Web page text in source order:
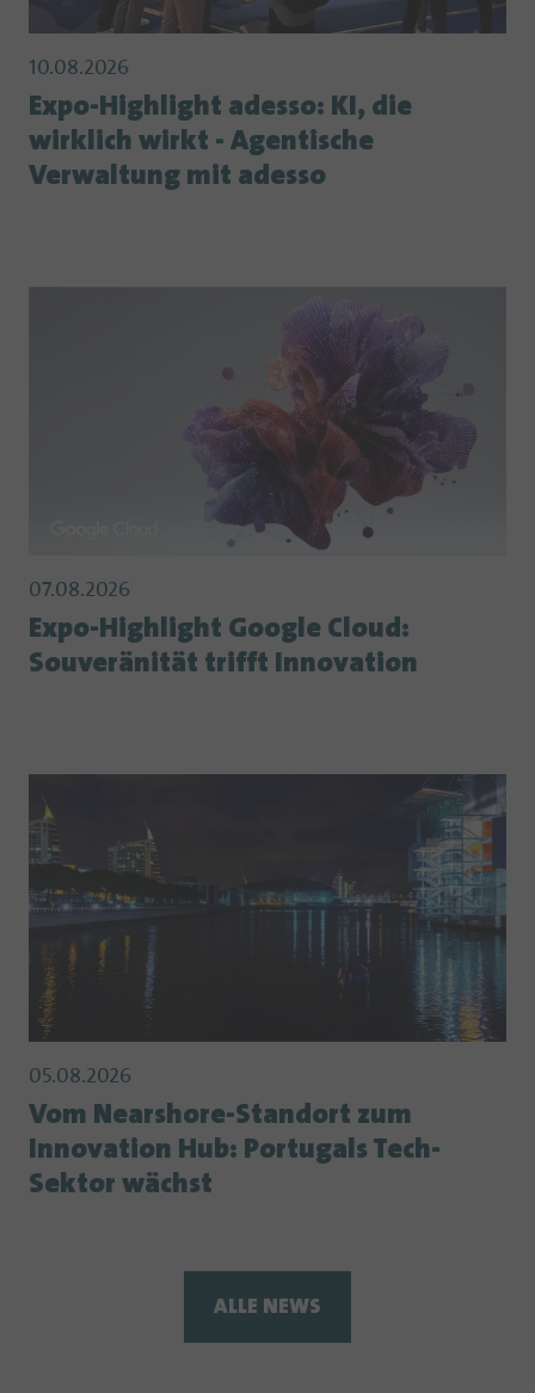
10.08.2026
Expo-Highlight adesso: KI, die
wirklich wirkt - Agentische
Verwaltung mit adesso
07.08.2026
Expo-Highlight Google Cloud:
Souveränität trifft Innovation
05.08.2026
Vom Nearshore-Standort zum
Innovation Hub: Portugals Tech-
Sektor wächst
ALLE NEWS